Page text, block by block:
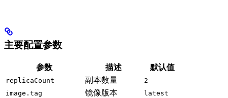
主要配置参数
参数 描述 默认值
replicaCount 副本数量
2
image.tag
镜像版本
latest